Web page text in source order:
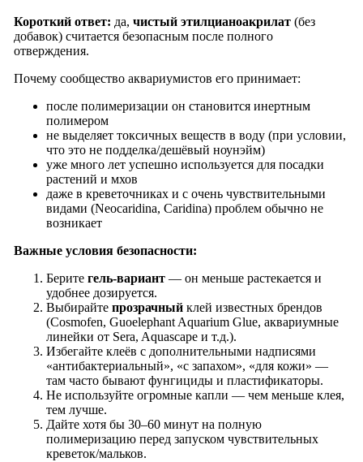
Короткий ответ: да, чистый этилцианоакрилат (без
добавок) считается безопасным после полного
отверждения.
Почему сообщество аквариумистов его принимает:
после полимеризации он становится инертным
полимером
не выделяет токсичных веществ в воду (при условии,
что это не подделка/дешёвый ноунэйм)
уже много лет успешно используется для посадки
растений и мхов
даже в креветочниках и с очень чувствительными
видами (Neocaridina, Caridina) проблем обычно не
возникает
Важные условия безопасности:
Берите гель-вариант — он меньше растекается и
удобнее дозируется.
Выбирайте прозрачный клей известных брендов
(Cosmofen, Guoelephant Aquarium Glue, аквариумные
линейки от Sera, Aquascape и т.д.).
Избегайте клеёв с дополнительными надписями
«антибактериальный», «с запахом», «для кожи» —
там часто бывают фунгициды и пластификаторы.
Не используйте огромные капли — чем меньше клея,
тем лучше.
Дайте хотя бы 30–60 минут на полную
полимеризацию перед запуском чувствительных
креветок/мальков.